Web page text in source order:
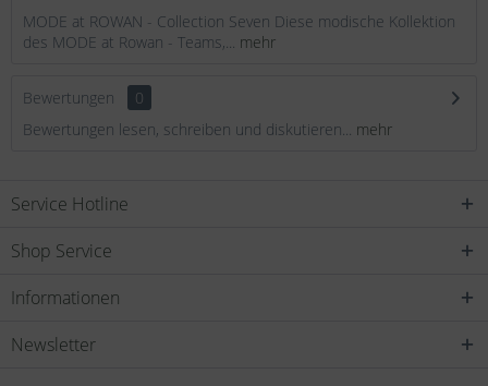
MODE at ROWAN - Collection Seven Diese modische Kollektion
des MODE at Rowan - Teams,... mehr
Bewertungen
0
Bewertungen lesen, schreiben und diskutieren... mehr
Service Hotline
Shop Service
Informationen
Newsletter